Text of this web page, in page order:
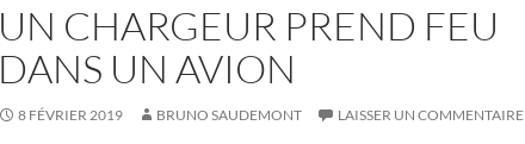
UN CHARGEUR PREND FEU
DANS UN AVION
8 FÉVRIER 2019 BRUNO SAUDEMONT LAISSER UN COMMENTAIRE